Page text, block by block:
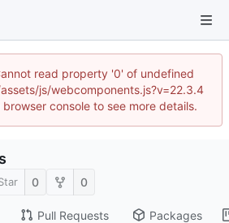
read property '0' of undefined
js/webcomponents.js?v=22.3.4
console to see more details.
0 0
Pull Requests Packages